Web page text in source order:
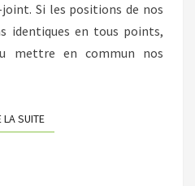
Si les positions de nos
identiques en tous points,
mettre en commun nos
LA SUITELIRE LA SUITE